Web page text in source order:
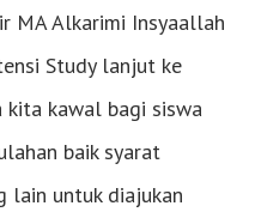
MA Alkarimi Insyaallah
Study lanjut ke
kita kawal bagi siswa
baik syarat
lain untuk diajukan